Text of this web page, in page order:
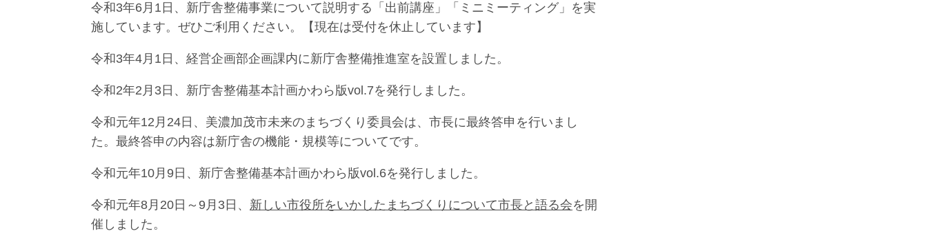
令和3年6月1日、新庁舎整備事業について説明する「出前講座」「ミニミーティング」を実
施しています。ぜひご利用ください。【現在は受付を休止しています】
令和3年4月1日、経営企画部企画課内に新庁舎整備推進室を設置しました。
令和2年2月3日、新庁舎整備基本計画かわら版vol.7を発行しました。
令和元年12月24日、美濃加茂市未来のまちづくり委員会は、市長に最終答申を行いまし
た。最終答申の内容は新庁舎の機能・規模等についてです。
令和元年10月9日、新庁舎整備基本計画かわら版vol.6を発行しました。
令和元年8月20日～9月3日、 新しい市役所をいかしたまちづくりについて市長と語る会を開
催しました。